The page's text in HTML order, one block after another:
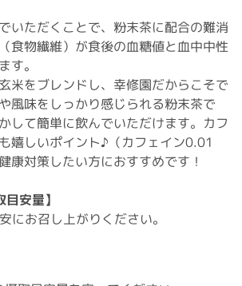
いただくことで、粉末茶に配合の難消
食物繊維）が食後の血糖値と血中中性
す。
米をブレンドし、幸修園だからこそで
風味をしっかり感じられる粉末茶で
して簡単に飲んでいただけます。カフ
嬉しいポイント♪（カフェイン0.01
康対策したい方におすすめです！
安量】
にお召し上がりください。